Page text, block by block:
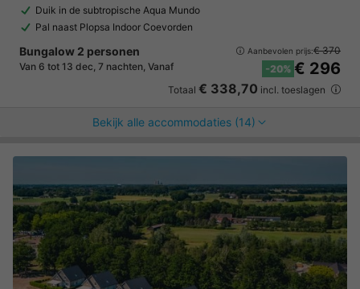
Duik in de subtropische Aqua Mundo
Pal naast Plopsa Indoor Coevorden
Bungalow 2 personen
Van 6 tot 13 dec, 7 nachten, Vanaf
Aanbevolen prijs:€ 370
-20% € 296
Totaal € 338,70 incl. toeslagen
Bekijk alle accommodaties (14)